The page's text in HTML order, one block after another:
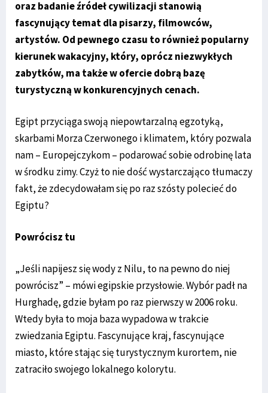
oraz badanie źródeł cywilizacji stanowią
fascynujący temat dla pisarzy, filmowców,
artystów. Od pewnego czasu to również popularny
kierunek wakacyjny, który, oprócz niezwykłych
zabytków, ma także w ofercie dobrą bazę
turystyczną w konkurencyjnych cenach.
Egipt przyciąga swoją niepowtarzalną egzotyką,
skarbami Morza Czerwonego i klimatem, który pozwala
nam – Europejczykom – podarować sobie odrobinę lata
w środku zimy. Czyż to nie dość wystarczająco tłumaczy
fakt, że zdecydowałam się po raz szósty polecieć do
Egiptu?
Powrócisz tu
„Jeśli napijesz się wody z Nilu, to na pewno do niej
powrócisz” – mówi egipskie przysłowie. Wybór padł na
Hurghadę, gdzie byłam po raz pierwszy w 2006 roku.
Wtedy była to moja baza wypadowa w trakcie
zwiedzania Egiptu. Fascynujące kraj, fascynujące
miasto, które stając się turystycznym kurortem, nie
zatraciło swojego lokalnego kolorytu.